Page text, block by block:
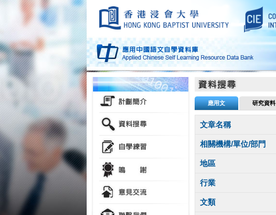
應用文 研究資料
文章名稱
相關機構/單位/部門
地區
行業
文類